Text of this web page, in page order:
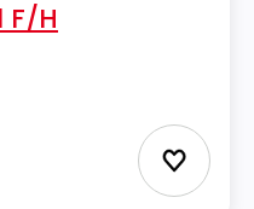
F/H
Ajouter